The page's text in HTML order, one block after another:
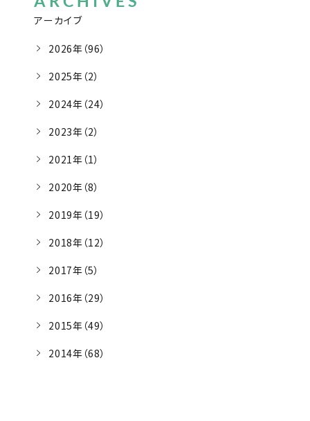
アーカイブ
2026年（96）
2025年（2）
2024年（24）
2023年（2）
2021年（1）
2020年（8）
2019年（19）
2018年（12）
2017年（5）
2016年（29）
2015年（49）
2014年（68）